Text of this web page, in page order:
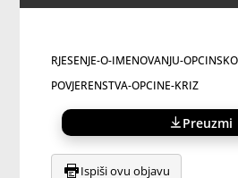
RJESENJE-O-IMENOVANJU-
POVJERENSTVA-OPCINE-KRIZ
Preuzmi
Ispiši ovu objavu